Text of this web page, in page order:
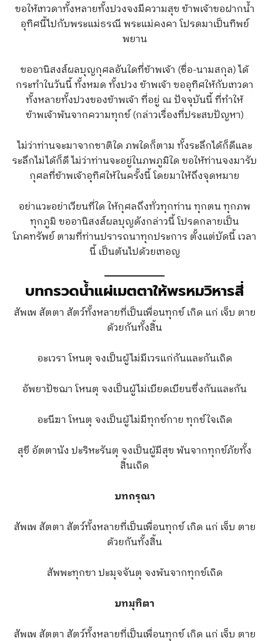
ขอให้เทวดาทั้งหลายทั้งปวงจงมีความสุข ข้าพเจ้าขอฝากน้ำ
อุทิศนี้ไปกับพระแม่ธรณี พระแม่คงคา โปรดมาเป็นทิพย์
พยาน
ขออานิสงส์ผลบุญกุศลอันใดที่ข้าพเจ้า (ชื่อ-นามสกุล) ได้
กระทำในวันนี้ ทั้งหมด ทั้งปวง ข้าพเจ้า ขออุทิศให้กับเทวดา
ทั้งหลายทั้งปวงของข้าพเจ้า ที่อยู่ ณ ปัจจุบันนี้ ที่ทำให้
ข้าพเจ้าพ้นจากความทุกข์ (กล่าวเรื่องที่ประสบปัญหา)
ไม่ว่าท่านจะมาจากชาติใด ภพใดก็ตาม ทั้งระลึกได้ก็ดีและ
ระลึกไม่ได้ก็ดี ไม่ว่าท่านจะอยู่ในภพภูมิใด ขอให้ท่านจงมารับ
กุศลที่ข้าพเจ้าอุทิศให้ในครั้งนี้ โดยมาให้ถึงจุดหมาย
อย่าแวะอย่าเวียนที่ใด ให้กุศลถึงทั่วทุกท่าน ทุกตน ทุกภพ
ทุกภูมิ ขออานิสงส์ผลบุญดังกล่าวนี้ โปรดกลายเป็น
โภคทรัพย์ ตามที่ท่านปรารถนาทุกประการ ตั้งแต่บัดนี้ เวลา
นี้ เป็นต้นไปด้วยเทอญ
บทกรวดน้ำแผ่เมตตาให้พรหมวิหารสี่
สัพเพ สัตตา สัตว์ทั้งหลายที่เป็นเพื่อนทุกข์ เกิด แก่ เจ็บ ตาย
ด้วยกันทั้งสิ้น
อะเวรา โหนตุ จงเป็นผู้ไม่มีเวรแก่กันและกันเถิด
อัพยาปัชฌา โหนตุ จงเป็นผู้ไม่เบียดเบียนซึ่งกันและกัน
อะนีฆา โหนตุ จงเป็นผู้ไม่มีทุกข์กาย ทุกข์ใจเถิด
สุขี อัตตานัง ปะริหะรันตุ จงเป็นผู้มีสุข พ้นจากทุกข์ภัยทั้ง
สิ้นเถิด
บทกรุณา
สัพเพ สัตตา สัตว์ทั้งหลายที่เป็นเพื่อนทุกข์ เกิด แก่ เจ็บ ตาย
ด้วยกันทั้งสิ้น
สัพพะทุกขา ปะมุจจันตุ จงพ้นจากทุกข์เถิด
บทมุทิตา
สัพเพ สัตตา สัตว์ทั้งหลายที่เป็นเพื่อนทุกข์ เกิด แก่ เจ็บ ตาย